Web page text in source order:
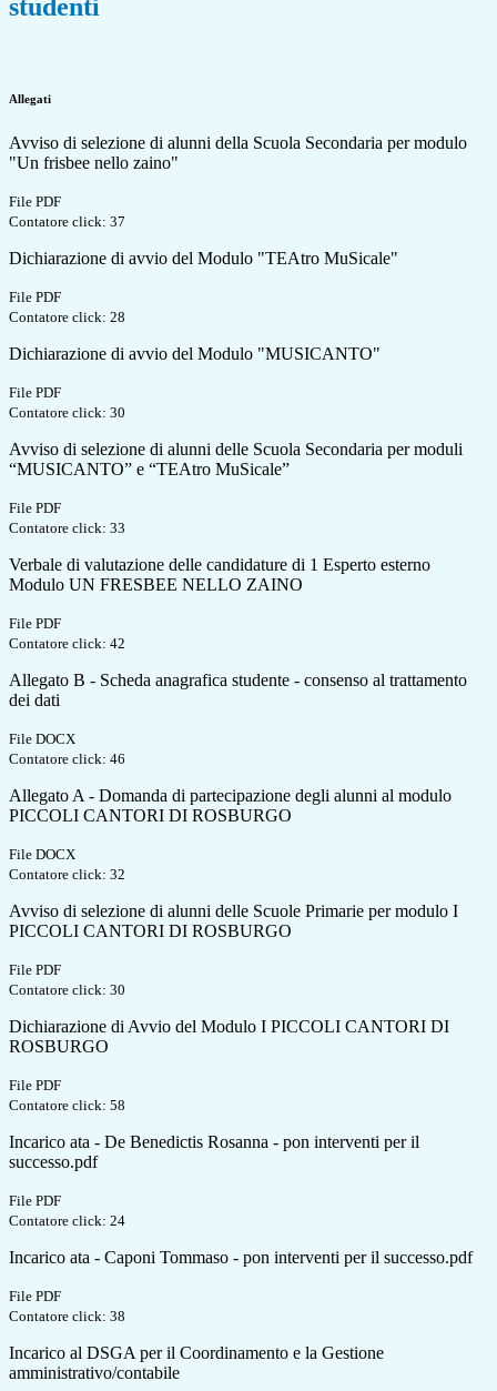
studenti
Allegati
Avviso di selezione di alunni della Scuola Secondaria per modulo
"Un frisbee nello zaino"
File PDF
Contatore click: 37
Dichiarazione di avvio del Modulo "TEAtro MuSicale"
File PDF
Contatore click: 28
Dichiarazione di avvio del Modulo "MUSICANTO"
File PDF
Contatore click: 30
Avviso di selezione di alunni delle Scuola Secondaria per moduli
“MUSICANTO” e “TEAtro MuSicale”
File PDF
Contatore click: 33
Verbale di valutazione delle candidature di 1 Esperto esterno
Modulo UN FRESBEE NELLO ZAINO
File PDF
Contatore click: 42
Allegato B - Scheda anagrafica studente - consenso al trattamento
dei dati
File DOCX
Contatore click: 46
Allegato A - Domanda di partecipazione degli alunni al modulo
PICCOLI CANTORI DI ROSBURGO
File DOCX
Contatore click: 32
Avviso di selezione di alunni delle Scuole Primarie per modulo I
PICCOLI CANTORI DI ROSBURGO
File PDF
Contatore click: 30
Dichiarazione di Avvio del Modulo I PICCOLI CANTORI DI
ROSBURGO
File PDF
Contatore click: 58
Incarico ata - De Benedictis Rosanna - pon interventi per il
successo.pdf
File PDF
Contatore click: 24
Incarico ata - Caponi Tommaso - pon interventi per il successo.pdf
File PDF
Contatore click: 38
Incarico al DSGA per il Coordinamento e la Gestione
amministrativo/contabile